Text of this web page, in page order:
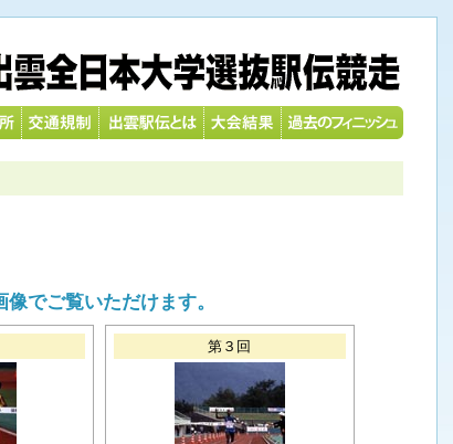
でご覧いただけます。
第３回